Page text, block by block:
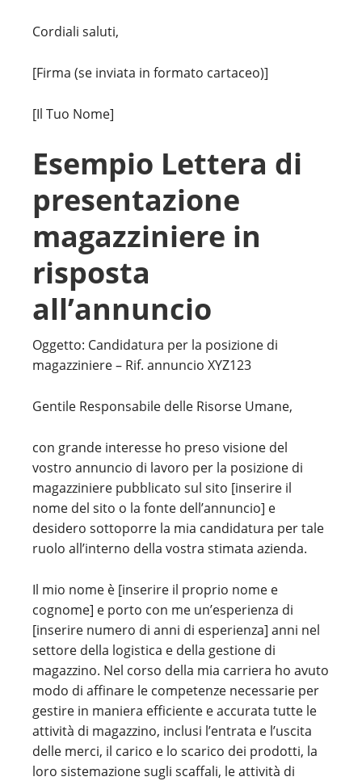
Cordiali saluti,
[Firma (se inviata in formato cartaceo)]
[Il Tuo Nome]
Esempio Lettera di
presentazione
magazziniere in
risposta
all’annuncio
Oggetto: Candidatura per la posizione di
magazziniere – Rif. annuncio XYZ123
Gentile Responsabile delle Risorse Umane,
con grande interesse ho preso visione del
vostro annuncio di lavoro per la posizione di
magazziniere pubblicato sul sito [inserire il
nome del sito o la fonte dell’annuncio] e
desidero sottoporre la mia candidatura per tale
ruolo all’interno della vostra stimata azienda.
Il mio nome è [inserire il proprio nome e
cognome] e porto con me un’esperienza di
[inserire numero di anni di esperienza] anni nel
settore della logistica e della gestione di
magazzino. Nel corso della mia carriera ho avuto
modo di affinare le competenze necessarie per
gestire in maniera efficiente e accurata tutte le
attività di magazzino, inclusi l’entrata e l’uscita
delle merci, il carico e lo scarico dei prodotti, la
loro sistemazione sugli scaffali, le attività di